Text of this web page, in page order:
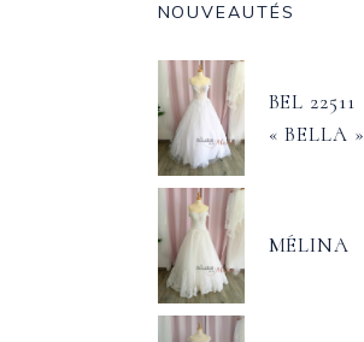
NOUVEAUTÉS
BEL 22511
« BELLA »
MÉLINA